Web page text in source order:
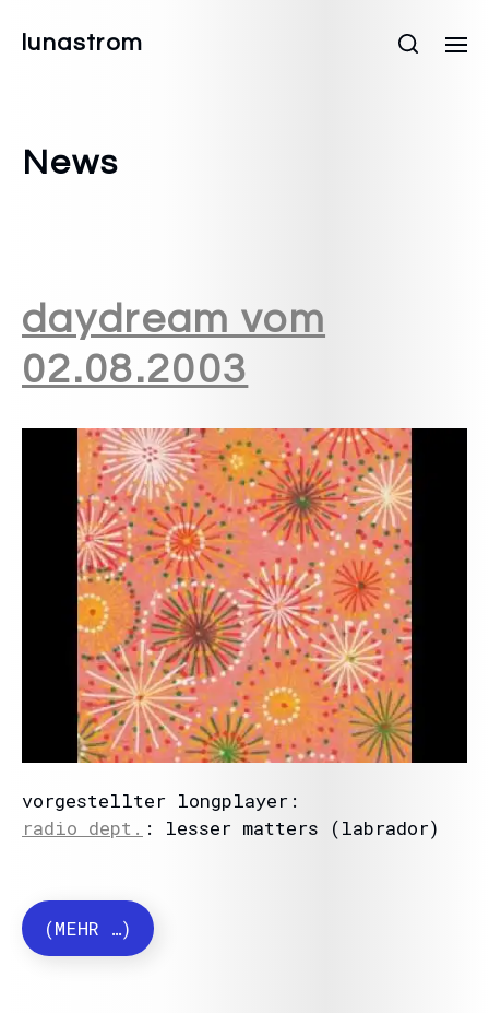
lunastrom
News
daydream vom
02.08.2003
vorgestellter longplayer:
radio dept. : lesser matters (labrador)
(MEHR …)